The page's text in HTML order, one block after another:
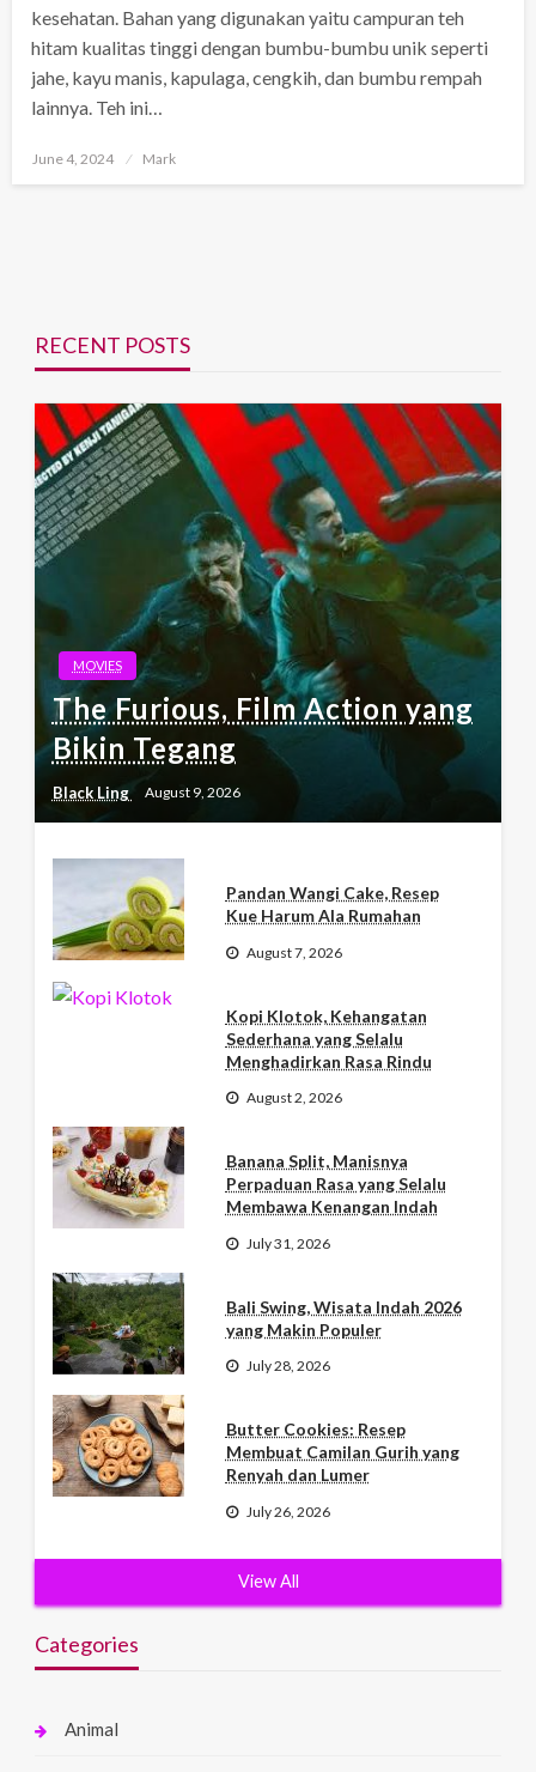
kesehatan. Bahan yang digunakan yaitu campuran teh
hitam kualitas tinggi dengan bumbu-bumbu unik seperti
jahe, kayu manis, kapulaga, cengkih, dan bumbu rempah
lainnya. Teh ini…
Posted
June 4, 2024 Mark
RECENT POSTS
MOVIES
The Furious, Film Action yang
Bikin Tegang
Black Ling August 9, 2026
Pandan Wangi Cake, Resep
Kue Harum Ala Rumahan
August 7, 2026
Kopi Klotok, Kehangatan
Sederhana yang Selalu
Menghadirkan Rasa Rindu
August 2, 2026
Banana Split, Manisnya
Perpaduan Rasa yang Selalu
Membawa Kenangan Indah
July 31, 2026
Bali Swing, Wisata Indah 2026
yang Makin Populer
July 28, 2026
Butter Cookies: Resep
Membuat Camilan Gurih yang
Renyah dan Lumer
July 26, 2026
View All
Categories
Animal